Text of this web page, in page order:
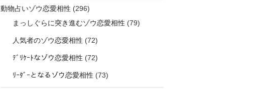
動物占いゾウ恋愛相性 (296)
まっしぐらに突き進むゾウ恋愛相性 (79)
人気者のゾウ恋愛相性 (72)
ﾃﾞﾘｹｰﾄなゾウ恋愛相性 (72)
ﾘｰﾀﾞｰとなるゾウ恋愛相性 (73)